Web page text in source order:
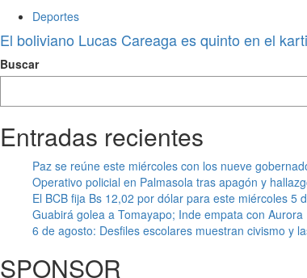
Deportes
El boliviano Lucas Careaga es quinto en el
Buscar
Entradas recientes
Paz se reúne este miércoles con los nueve
Operativo policial en Palmasola tras apagón y
El BCB fija Bs 12,02 por dólar para este miércoles 5
Guabirá golea a Tomayapo; Inde empata con Aurora
6 de agosto: Desfiles escolares muestran civismo y
SPONSOR